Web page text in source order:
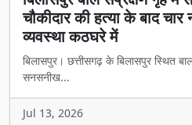
चौकीदार की हत्या के बाद चार
व्यवस्था कठघरे में
बिलासपुर। छत्तीसगढ़ के बिलासपुर स्थित
सनसनीख...
Jul 13, 2026